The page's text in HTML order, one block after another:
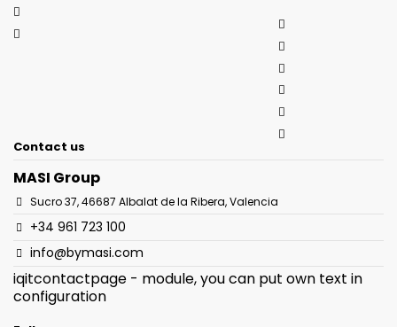
Contact us
MASI Group
Sucro 37, 46687 Albalat de la Ribera, Valencia
+34 961 723 100
info@bymasi.com
iqitcontactpage - module, you can put own text in
configuration